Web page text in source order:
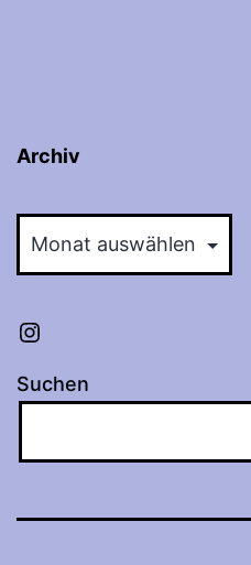
Archiv
Instagram
Suchen